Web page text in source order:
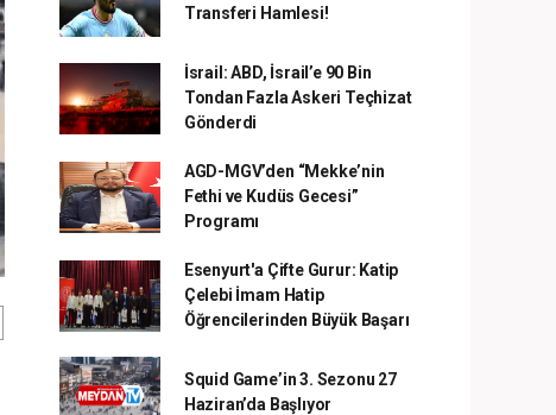
Transferi Hamlesi!
İsrail: ABD, İsrail’e 90 Bin
Tondan Fazla Askeri Teçhizat
Gönderdi
AGD-MGV’den “Mekke’nin
Fethi ve Kudüs Gecesi”
Programı
Esenyurt'a Çifte Gurur: Katip
Çelebi İmam Hatip
Öğrencilerinden Büyük Başarı
Squid Game’in 3. Sezonu 27
Haziran’da Başlıyor